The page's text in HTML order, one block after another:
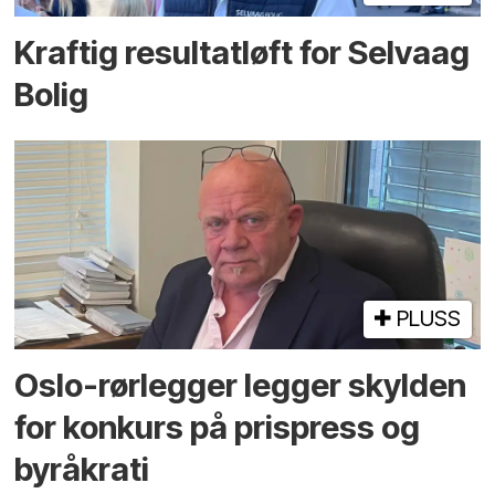
Kraftig resultatløft for Selvaag
Bolig
PLUSS
Oslo-rørlegger legger skylden
for konkurs på prispress og
byråkrati